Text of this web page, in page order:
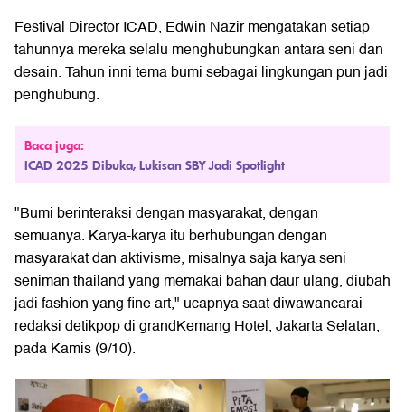
Festival DirectorICAD, Edwin Nazir mengatakan setiap
tahunnya mereka selalu menghubungkan antara seni dan
desain. Tahun inni tema bumi sebagai lingkungan pun jadi
penghubung.
Baca juga:
ICAD 2025 Dibuka, Lukisan SBY Jadi Spotlight
"Bumi berinteraksi dengan masyarakat, dengan
semuanya. Karya-karya itu berhubungan dengan
masyarakat dan aktivisme, misalnya saja karya seni
seniman thailand yang memakai bahan daur ulang, diubah
jadi fashion yang fine art," ucapnya saat diwawancarai
redaksi detikpop di grandKemang Hotel, Jakarta Selatan,
pada Kamis (9/10).